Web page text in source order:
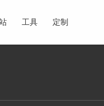
工具 定制